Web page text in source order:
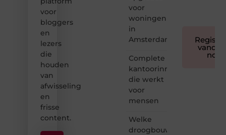
voor
bloggers
en
lezers
die
houden
van
afwisseling
en
frisse
content.
voor
woningen
in
Amsterdam
Complete
kantoorinrichting
die werkt
voor
mensen
Welke
droogbouw
nog